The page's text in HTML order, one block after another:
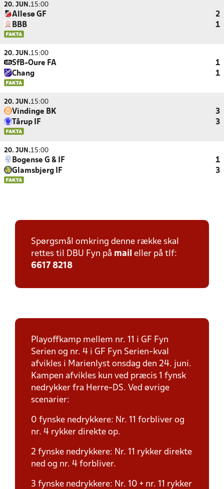
20. JUN.15:00
Allesø GF
2
BBB
1
20. JUN.15:00
SfB-Oure FA
1
Chang
1
20. JUN.15:00
Vindinge BK
3
Tårup IF
3
20. JUN.15:00
Bogense G & IF
1
Glamsbjerg IF
3
Spørgsmål omkring denne række skal
rettes til DBU Fyn på mail eller på tlf:
6617 8218
Playoffkamp mellem nr. 11 i GF Fyn
Serien og nr. 4 i GF Fyn Serien-kval
afvikles i Marienlyst onsdag den 24. juni.
Kampen afvikles kun ved præcis 1 fynsk
nedrykker fra Herre-DS. Ved øvrige
scenarier:
0 fynske nedrykkere: Nr. 11 forbliver og
nr. 4 rykker direkte op.
2 fynske nedrykkere: Nr. 11 rykker direkte
ned og nr. 4 forbliver.
3 fynske nedrykkere: Nr. 10 + nr. 11 rykker